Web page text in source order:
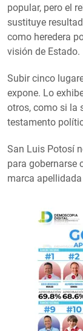
popular, pero el
sustituye
como heredera
visión de Estado.
Subir cinco
expone. Lo
otros, como si la
testamento
San Luis Potosí
para gobernarse
marca